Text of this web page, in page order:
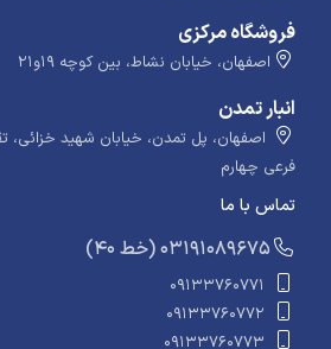
فروشگاه مرکزی
اصفهان، خیابان نشاط، بین کوچه ۱۹و۲۱
انبار تمدن
اصفهان، پل تمدن، خیابان شهید خزائی،
فرعی چهارم
تماس با ما
​​​ (40 خط) 03191089675
09133760771
09133760772
09133760773